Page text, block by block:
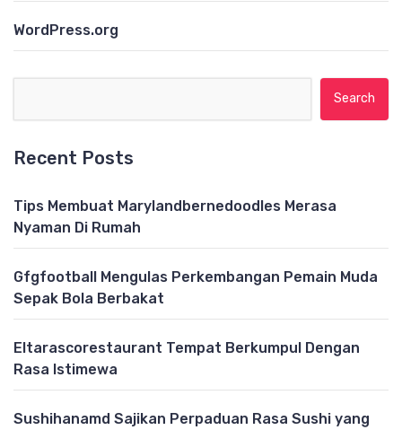
WordPress.org
Recent Posts
Tips Membuat Marylandbernedoodles Merasa
Nyaman Di Rumah
Gfgfootball Mengulas Perkembangan Pemain Muda
Sepak Bola Berbakat
Eltarascorestaurant Tempat Berkumpul Dengan
Rasa Istimewa
Sushihanamd Sajikan Perpaduan Rasa Sushi yang